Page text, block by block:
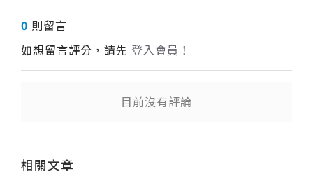
0 則留言
如想留言評分，請先 登入會員 ！
目前沒有評論
相關文章